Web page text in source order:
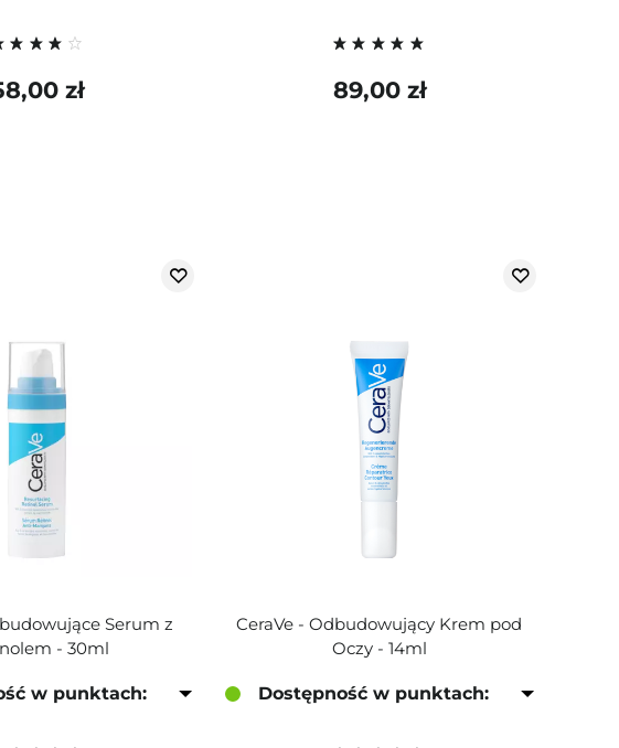
zł 89,00 zł
Serum z
- 30ml
w punktach:
CeraVe - Odbudowujący Krem pod
Oczy - 14ml
Dostępność w punktach: